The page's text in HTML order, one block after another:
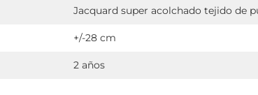
Jacquard super acolchado tejido de
+/-28 cm
2 años